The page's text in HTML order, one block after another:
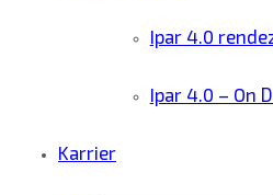
Ipar 4.0
Ipar 4.0 – On
Karrier